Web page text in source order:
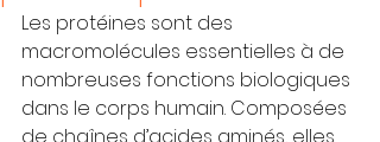
Les protéines sont des
macromolécules essentielles à de
nombreuses fonctions biologiques
dans le corps humain. Composées